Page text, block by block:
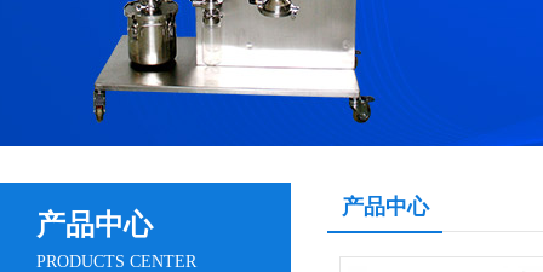
产品中心
PRODUCTS CENTER
产品中心